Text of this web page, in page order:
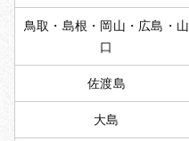
鳥取・島根・岡山・広島・山
口
佐渡島
大島